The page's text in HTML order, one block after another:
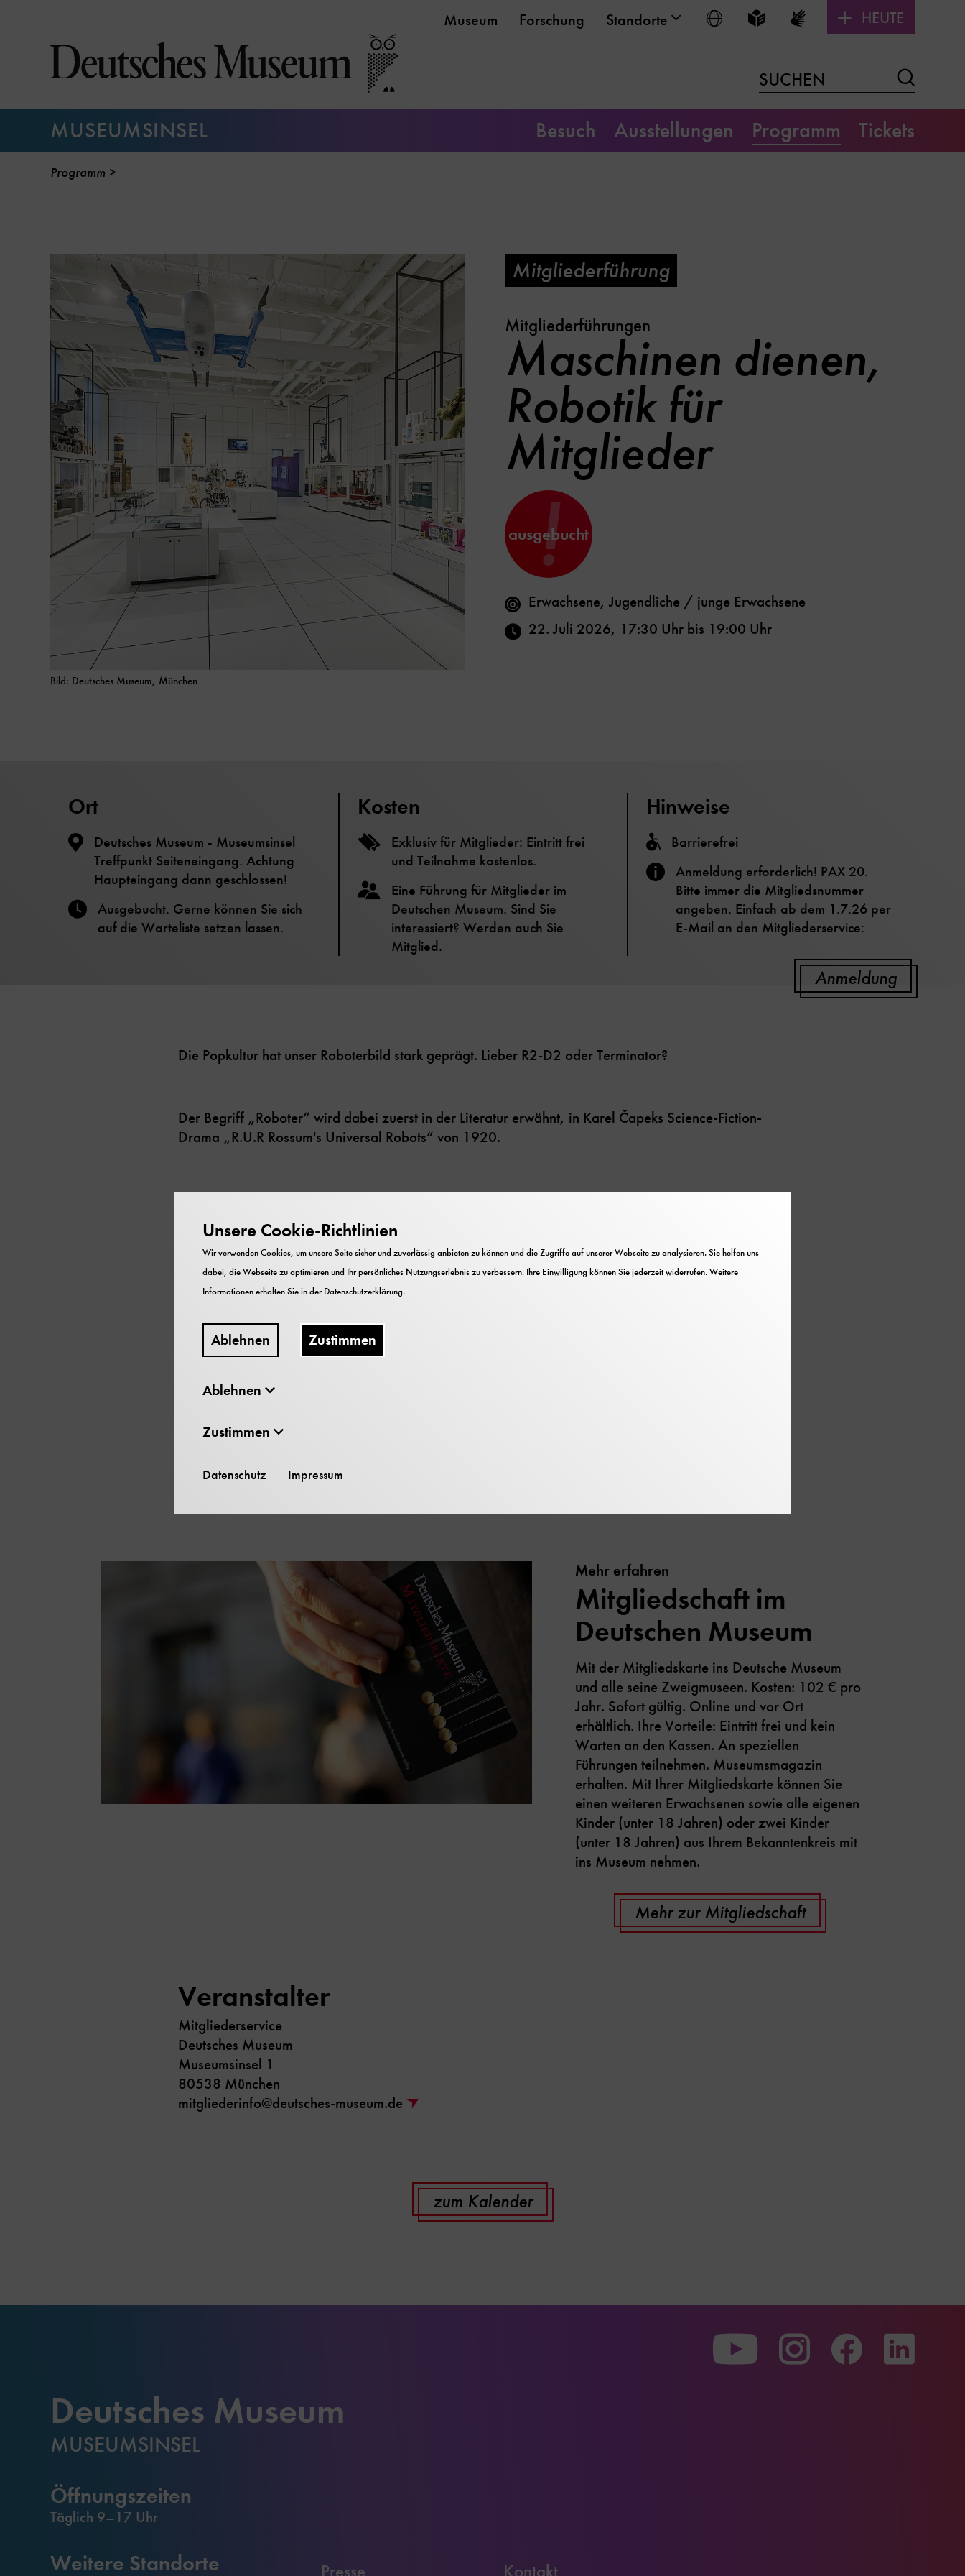
Seiteninhalt
Museum Forschung Standorte Sprache wählen
Leichte Sprache
Gebärdensprache
HEUTE
SUCHEN
MUSEUMSINSEL Besuch Ausstellungen Programm Tickets
Programm
Bild: Deutsches Museum, München
Mitgliederführung
Mitgliederführungen
Maschinen dienen,
Robotik für
Mitglieder
!
ausgebucht
Erwachsene, Jugendliche / junge Erwachsene
22. Juli 2026, 17:30 Uhrbis 19:00 Uhr
Ort
Deutsches Museum - Museumsinsel
Treffpunkt Seiteneingang. Achtung
Haupteingang dann geschlossen!
Ausgebucht. Gerne können Sie sich
auf die Warteliste setzen lassen.
Kosten
Exklusiv für Mitglieder: Eintritt frei
und Teilnahme kostenlos.
Eine Führung für Mitglieder im
Deutschen Museum. Sind Sie
interessiert? Werden auch Sie
Mitglied.
Hinweise
Barrierefrei
Anmeldung erforderlich! PAX 20.
Bitte immer die Mitgliedsnummer
angeben. Einfach ab dem 1.7.26 per
E-Mail an den Mitgliederservice:
Anmeldung
Die Popkultur hat unser Roboterbild stark geprägt. Lieber R2-D2 oder Terminator?
Der Begriff „Roboter“ wird dabei zuerst in der Literatur erwähnt, in Karel Čapeks Science-Fiction-
Drama „R.U.R Rossum's Universal Robots“ von 1920.
sollen. Von solchen dienenden Automaten träumt die Menschheit bereits seit der Antike. Mit der Idee
sind Hoffnungen auf mehr Wohlstand, Komfort und menschlichere Arbeitsbedingungen verbunden,
aber auch Ängste vor Jobverlust, Armut und Fremdbestimmung.
Erfahren Sie, wie aus der uralten Idee von der dienenden Maschine alltägliche Helfer geworden sind.
Afterwork-Führung durch die 'Robotik' mit dem Kurator für die Abteilungen Energietechnik,
Starkstromtechnik und Automation Dr. Frank Dittmann. Exklusiv für die Mitglieder unserer
Mitglied werden
Mehr erfahren
Mitgliedschaft im
Deutschen Museum
Mit der Mitgliedskarte ins Deutsche Museum
und alle seine Zweigmuseen. Kosten: 102 € pro
Jahr. Sofort gültig. Online und vor Ort
erhältlich. Ihre Vorteile: Eintritt frei und kein
Warten an den Kassen. An speziellen
Führungen teilnehmen. Museumsmagazin
erhalten. Mit Ihrer Mitgliedskarte können Sie
einen weiteren Erwachsenen sowie alle eigenen
Kinder (unter 18 Jahren) oder zwei Kinder
(unter 18 Jahren) aus Ihrem Bekanntenkreis mit
ins Museum nehmen.
Mehr zur Mitgliedschaft
Veranstalter
Mitgliederservice
Deutsches Museum
Museumsinsel 1
80538 München
mitgliederinfo@deutsches-museum.de
zum Kalender
Deutsches Museum
MUSEUMSINSEL
Öffnungszeiten
Täglich 9–17 Uhr
Weitere Standorte Presse Kontakt
Zu
unserer
Zu
unserer
Zu
unserer
Unsere Cookie-Richtlinien
Wir verwenden Cookies, um unsere Seite sicher und zuverlässig anbieten zu können und die Zugriffe auf unserer Webseite zu analysieren. Sie helfen uns
dabei, die Webseite zu optimieren und Ihr persönliches Nutzungserlebnis zu verbessern. Ihre Einwilligung können Sie jederzeit widerrufen. Weitere
Informationen erhalten Sie in derDatenschutzerklärung.
Ablehnen Zustimmen
Ablehnen
Zustimmen
Datenschutz Impressum